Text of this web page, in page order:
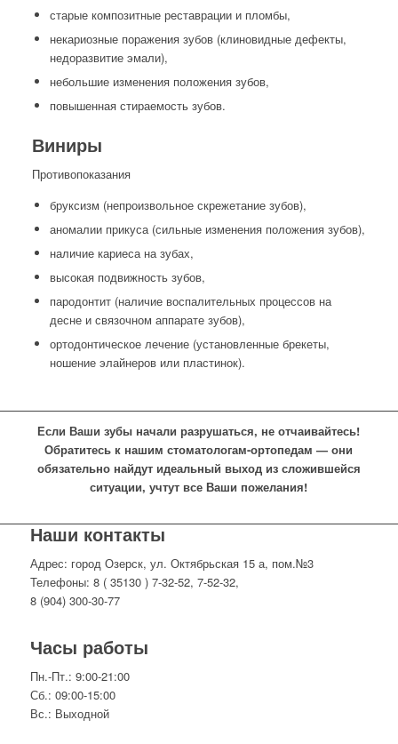
старые композитные реставрации и пломбы,
некариозные поражения зубов (клиновидные дефекты,
недоразвитие эмали),
небольшие изменения положения зубов,
повышенная стираемость зубов.
Виниры
Противопоказания
бруксизм (непроизвольное скрежетание зубов),
аномалии прикуса (сильные изменения положения зубов),
наличие кариеса на зубах,
высокая подвижность зубов,
пародонтит (наличие воспалительных процессов на
десне и связочном аппарате зубов),
ортодонтическое лечение (установленные брекеты,
ношение элайнеров или пластинок).
Если Ваши зубы начали разрушаться, не отчаивайтесь!
Обратитесь к нашим стоматологам-ортопедам — они
обязательно найдут идеальный выход из сложившейся
ситуации, учтут все Ваши пожелания!
Наши контакты
Адрес: город Озерск, ул. Октябрьская 15 а, пом.№3
Телефоны: 8 ( 35130 ) 7-32-52, 7-52-32,
8 (904) 300-30-77
Часы работы
Пн.-Пт.: 9:00-21:00
Сб.: 09:00-15:00
Вс.: Выходной